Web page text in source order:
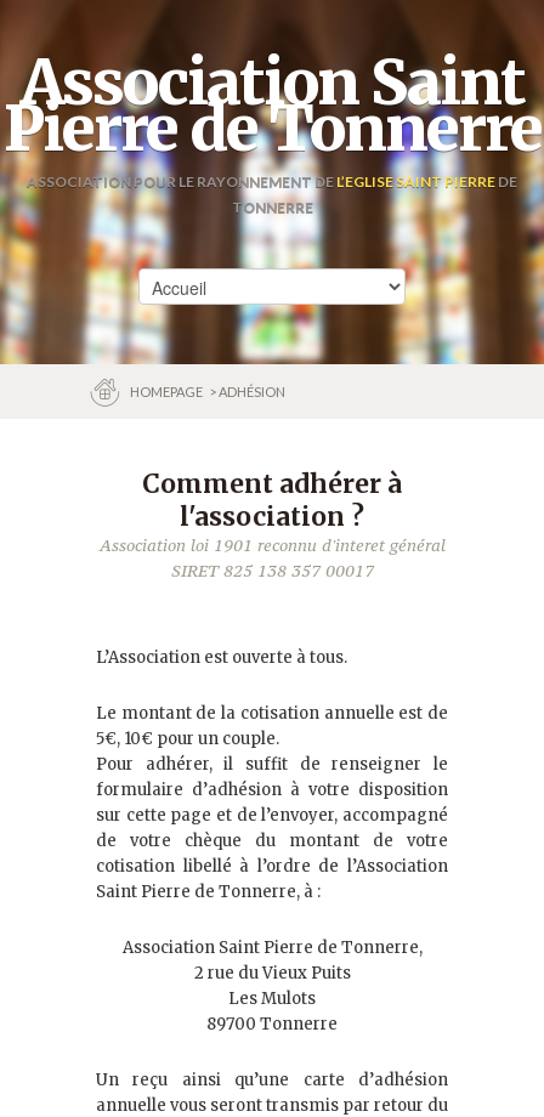
Association Saint
Pierre de Tonnerre
ASSOCIATION POUR LE RAYONNEMENT DE L’EGLISE SAINT PIERRE DE
TONNERRE
HOMEPAGE > ADHÉSION
Comment adhérer à
l'association ?
Association loi 1901 reconnu d'interet général
SIRET 825 138 357 00017
L’Association est ouverte à tous.
Le montant de la cotisation annuelle est de
5€, 10€ pour un couple.
Pour adhérer, il suffit de renseigner le
formulaire d’adhésion à votre disposition
sur cette page et de l’envoyer, accompagné
de votre chèque du montant de votre
cotisation libellé à l’ordre de l’Association
Saint Pierre de Tonnerre, à :
Association Saint Pierre de Tonnerre,
2 rue du Vieux Puits
Les Mulots
89700 Tonnerre
Un reçu ainsi qu’une carte d’adhésion
annuelle vous seront transmis par retour du